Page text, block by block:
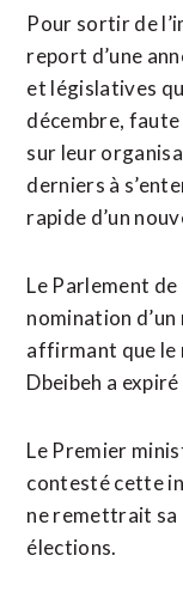
Pour sortir de
report d’une
et législatives
décembre, faute
sur leur
derniers à
rapide d’un
Le Parlement
nomination
affirmant que le
Dbeibeh a
Le Premier
contesté cette
ne remettrait sa
élections.